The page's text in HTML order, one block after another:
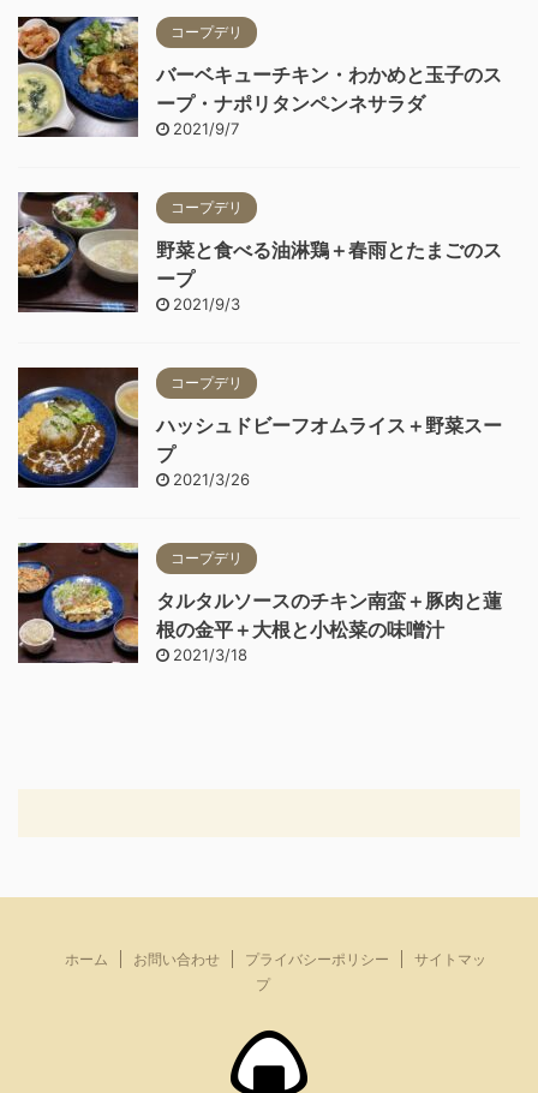
コープデリ
バーベキューチキン・わかめと玉子のス
ープ・ナポリタンペンネサラダ
2021/9/7
コープデリ
野菜と食べる油淋鶏＋春雨とたまごのス
ープ
2021/9/3
コープデリ
ハッシュドビーフオムライス＋野菜スー
プ
2021/3/26
コープデリ
タルタルソースのチキン南蛮＋豚肉と蓮
根の金平＋大根と小松菜の味噌汁
2021/3/18
ホーム お問い合わせ プライバシーポリシー
サイトマッ
プ